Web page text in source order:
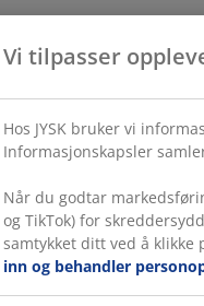
Vi tilpasser
Hos JYSK bruker vi
Informasjonskapsler
Når du godtar
og TikTok) for
samtykket ditt ved å klikke
inn og behandler